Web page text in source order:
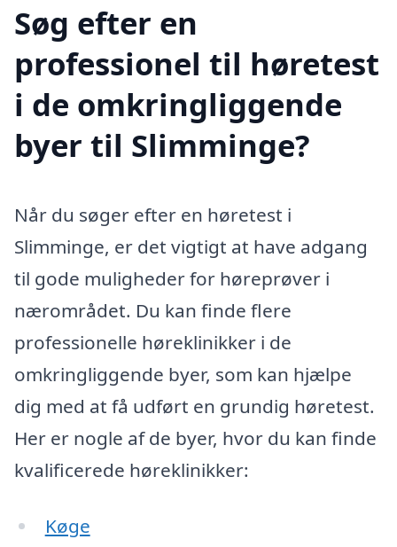
Søg efter en
professionel til høretest
i de omkringliggende
byer til Slimminge?
Når du søger efter en høretest i
Slimminge, er det vigtigt at have adgang
til gode muligheder for høreprøver i
nærområdet. Du kan finde flere
professionelle høreklinikker i de
omkringliggende byer, som kan hjælpe
dig med at få udført en grundig høretest.
Her er nogle af de byer, hvor du kan finde
kvalificerede høreklinikker:
Køge